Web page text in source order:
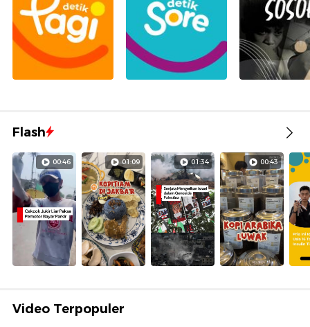
Flash
00:46 01:09 01:34 00:43
Video Terpopuler